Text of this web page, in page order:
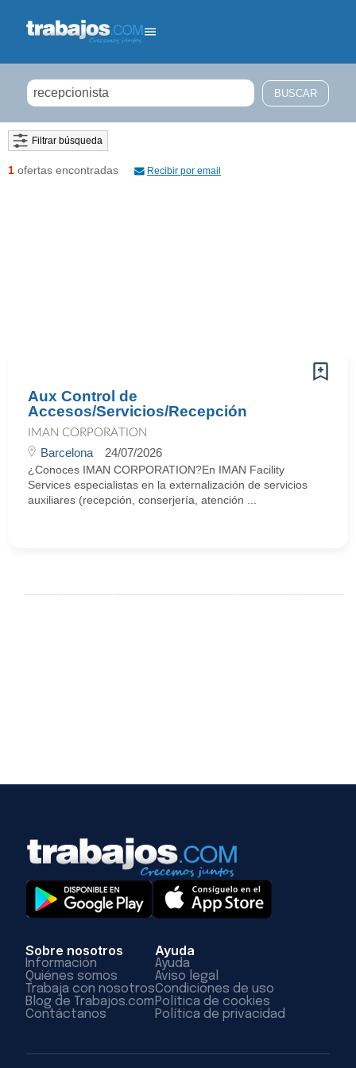
Filtrar búsqueda
1 ofertas encontradas Recibir por email
Aux Control de
Accesos/Servicios/Recepción
IMAN CORPORATION
Barcelona 24/07/2026
¿Conoces IMAN CORPORATION?En IMAN Facility
Services especialistas en la externalización de servicios
auxiliares (recepción, conserjería, atención ...
Sobre nosotros
Información
Quiénes somos
Trabaja con nosotros
Blog de Trabajos.com
Contáctanos
Ayuda
Ayuda
Aviso legal
Condiciones de uso
Política de cookies
Política de privacidad